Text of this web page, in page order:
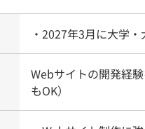
・2027年3月に大学
Webサイトの開発経
もOK）